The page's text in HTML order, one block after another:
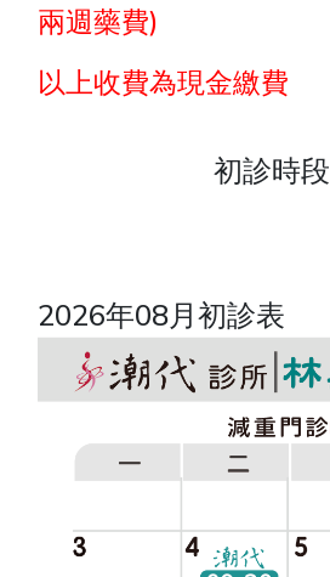
兩週藥費)
以上收費為現金繳費
初診時段
2026年08月初診表